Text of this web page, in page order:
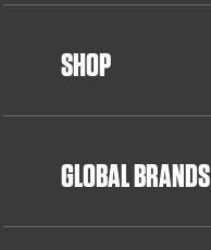
SHOP
GLOBAL BRANDS